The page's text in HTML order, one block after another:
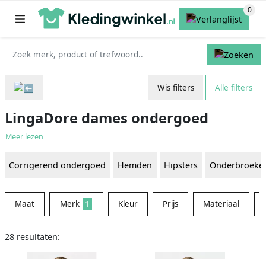
Wis filters Alle filters
LingaDore dames ondergoed
Meer lezen
Corrigerend ondergoed Hemden Hipsters
Maat Merk 1 Kleur Prijs Materiaal
28 resultaten: